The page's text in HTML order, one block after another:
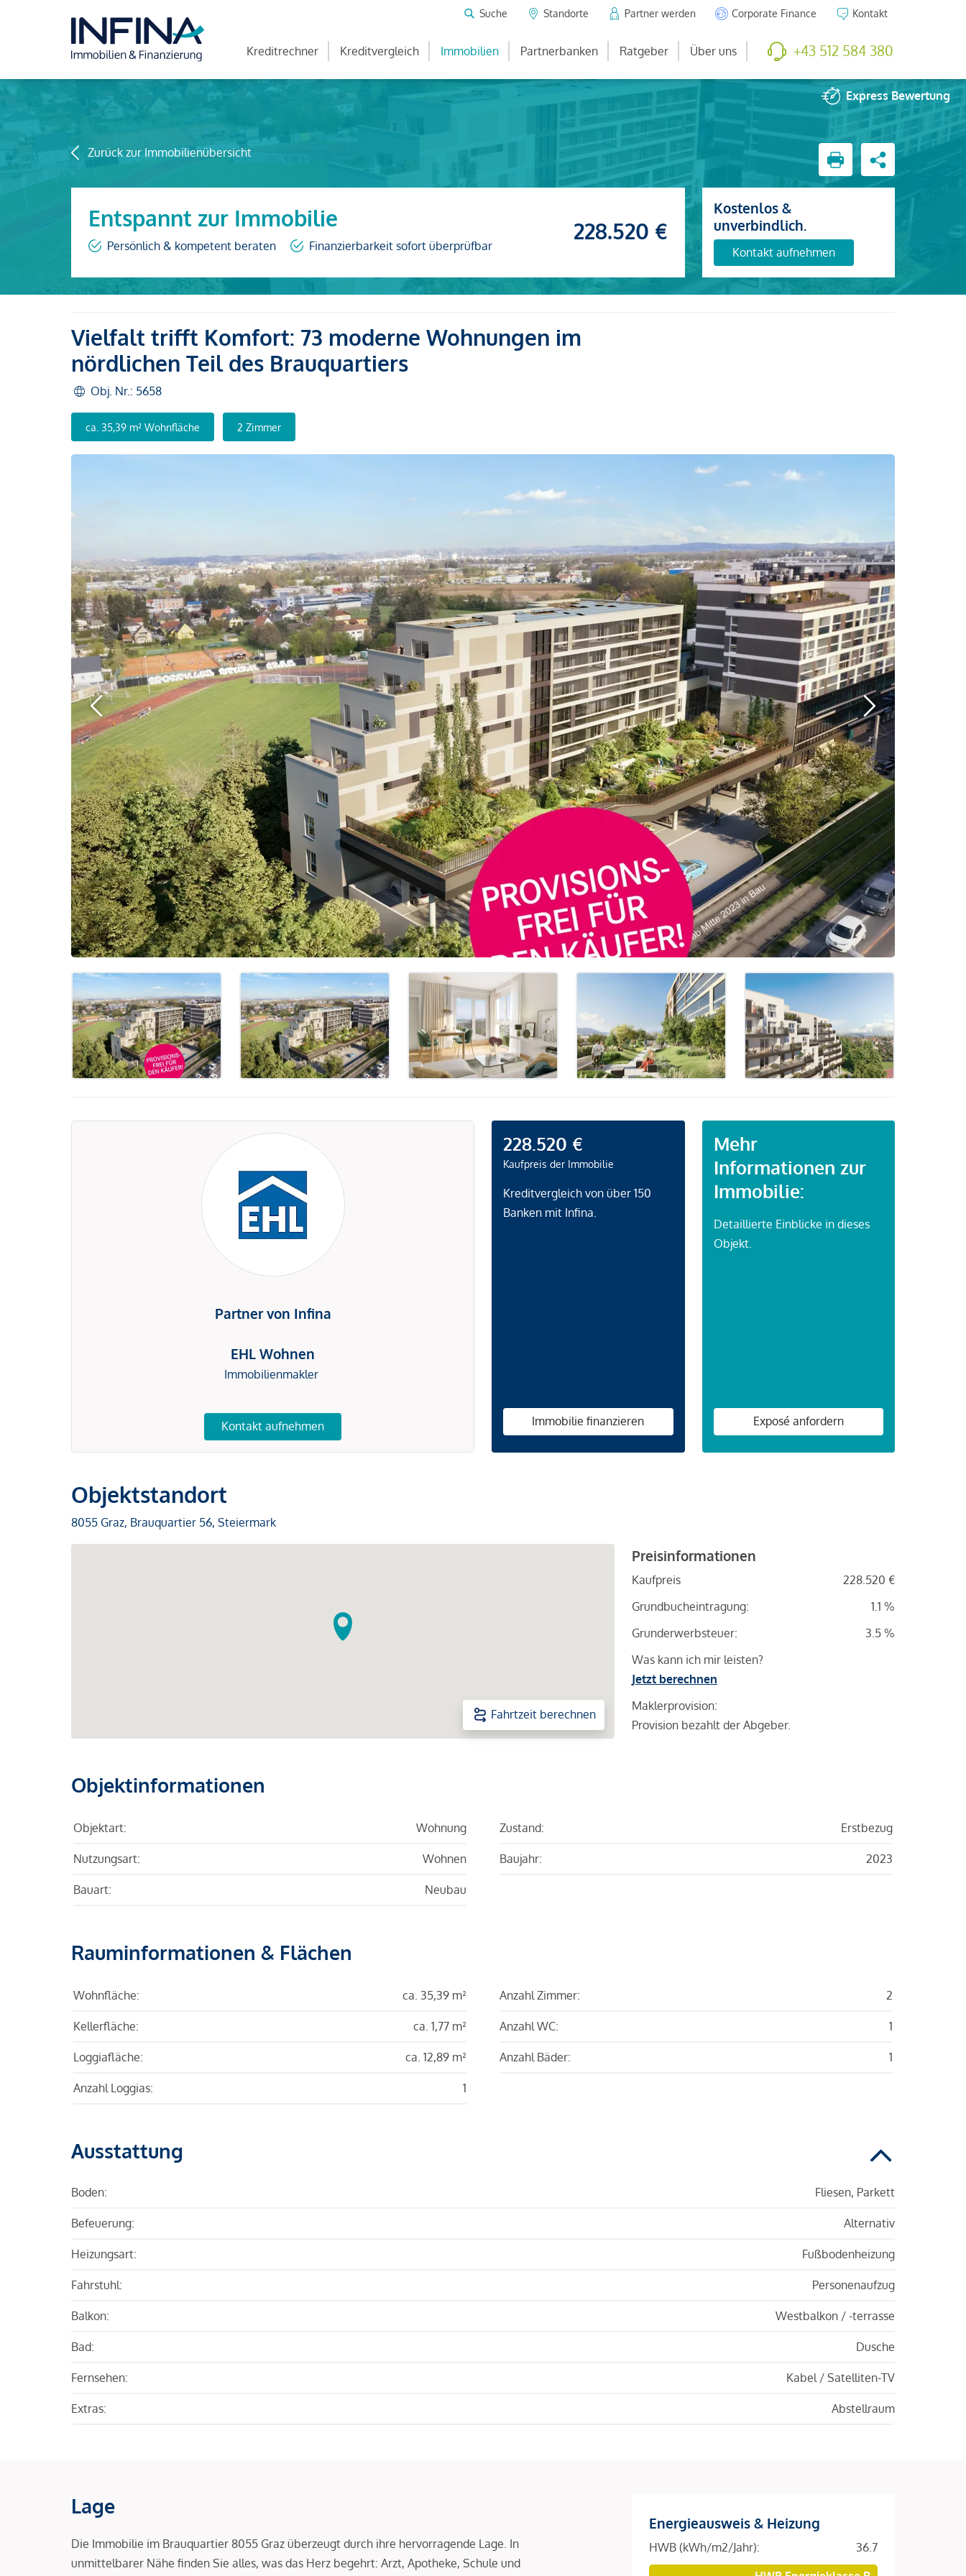
Suche Standorte Partner werden Corporate Finance Kontakt
Kreditrechner Kreditvergleich Immobilien Partnerbanken Ratgeber Über uns +43 512 584 380
ExpressBewertung
Zurück zur Immobilienübersicht
Entspannt zur Immobilie
Persönlich & kompetent beraten Finanzierbarkeit sofort überprüfbar
228.520 €
Kostenlos &
unverbindlich.
Kontakt aufnehmen
Vielfalt trifft Komfort: 73 moderne Wohnungen im
nördlichen Teil des Brauquartiers
Obj. Nr.: 5658
ca. 35,39 m² Wohnfläche 2 Zimmer
Partner von Infina
EHL Wohnen
Immobilienmakler
Kontakt aufnehmen
228.520 €
Kaufpreis der Immobilie
Kreditvergleich von über 150
Banken mit Infina.
Immobilie finanzieren
Mehr
Informationen zur
Immobilie:
Detaillierte Einblicke in dieses
Objekt.
Exposé anfordern
Objektstandort
8055 Graz, Brauquartier 56, Steiermark
Fahrtzeit berechnen
Preisinformationen
Kaufpreis
228.520 €
Grundbucheintragung:
1.1 %
Grunderwerbsteuer:
3.5 %
Was kann ich mir leisten?
Jetzt berechnen
Maklerprovision:
Provision bezahlt der Abgeber.
Objektinformationen
Objektart: Wohnung
Nutzungsart: Wohnen
Bauart: Neubau
Zustand: Erstbezug
Baujahr: 2023
Rauminformationen & Flächen
Wohnfläche: ca. 35,39 m²
Kellerfläche: ca. 1,77 m²
Loggiafläche: ca. 12,89 m²
Anzahl Loggias: 1
Anzahl Zimmer: 2
Anzahl WC: 1
Anzahl Bäder: 1
Ausstattung
Boden: Fliesen, Parkett
Befeuerung: Alternativ
Heizungsart: Fußbodenheizung
Fahrstuhl: Personenaufzug
Balkon: Westbalkon / -terrasse
Bad: Dusche
Fernsehen: Kabel / Satelliten-TV
Extras: Abstellraum
Lage
Die Immobilie im Brauquartier 8055 Graz überzeugt durch ihre hervorragende Lage. In
unmittelbarer Nähe finden Sie alles, was das Herz begehrt: Arzt, Apotheke, Schule und
Energieausweis & Heizung
HWB (kWh/m2/Jahr):
36.7